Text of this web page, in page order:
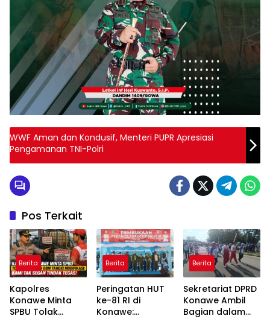
WWF Aman dan Kondusif, Menteri PUPR Apresiasi
Pengamanan TNI-Polri
Pos Terkait
Berita
Kapolres
Konawe Minta
SPBU Tolak
Berita
Peringatan HUT
ke-81 RI di
Konawe:
Berita
Sekretariat DPRD
Konawe Ambil
Bagian dalam